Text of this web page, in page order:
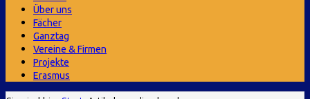
Über uns
Fächer
Ganztag
Vereine & Firmen
Projekte
Erasmus